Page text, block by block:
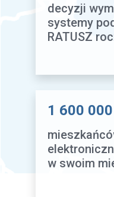
decyzji
systemy
RATUSZ
1 600 000
w swoim